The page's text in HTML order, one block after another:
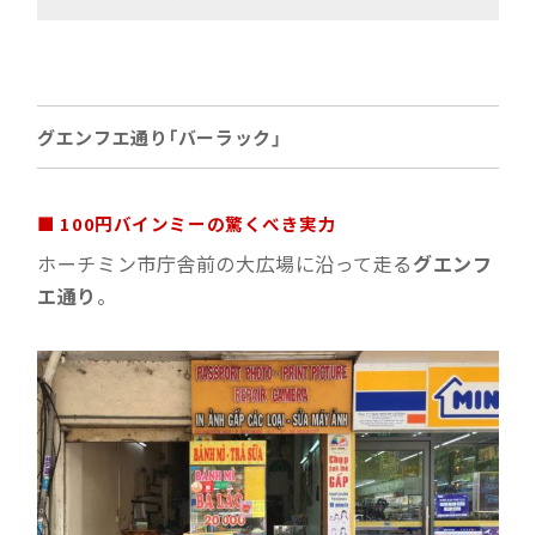
グエンフエ通り「バーラック」
■ 100円バインミーの驚くべき実力
ホーチミン市庁舎前の大広場に沿って走るグエンフ
エ通り 。